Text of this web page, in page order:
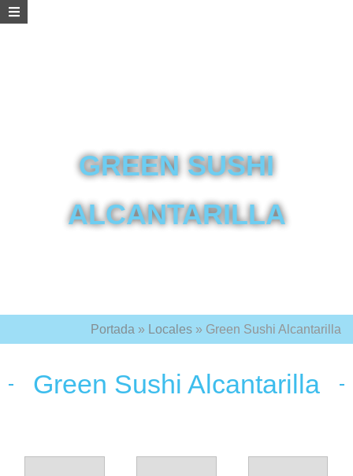
GREEN SUSHI
ALCANTARILLA
Portada » Locales » Green Sushi Alcantarilla
Green Sushi Alcantarilla